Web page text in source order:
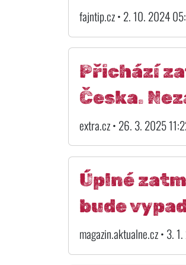
fajntip.cz • 2. 10. 2024
Přichází
Česka.
extra.cz • 26. 3. 2025
Úplné
bude
magazin.aktualne.cz • 3.